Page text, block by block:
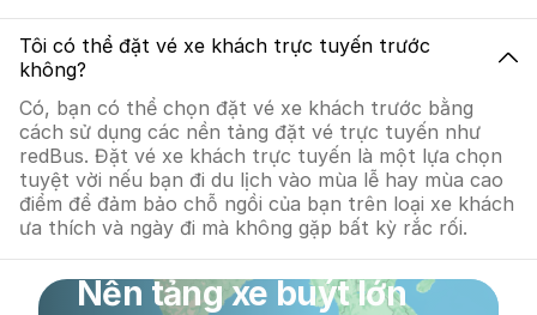
Tôi có thể đặt vé xe khách trực tuyến trước
không?
Có, bạn có thể chọn đặt vé xe khách trước bằng
cách sử dụng các nền tảng đặt vé trực tuyến như
redBus. Đặt vé xe khách trực tuyến là một lựa chọn
tuyệt vời nếu bạn đi du lịch vào mùa lễ hay mùa cao
điểm để đảm bảo chỗ ngồi của bạn trên loại xe khách
ưa thích và ngày đi mà không gặp bất kỳ rắc rối.
Nền tảng xe buýt lớn